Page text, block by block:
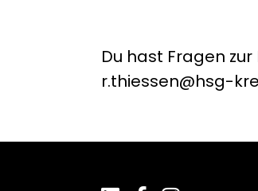
Du hast Fragen
r.thiessen@hsg-